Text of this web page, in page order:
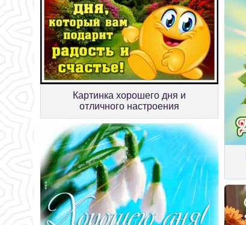
Картинка хорошего дня и
отличного настроения